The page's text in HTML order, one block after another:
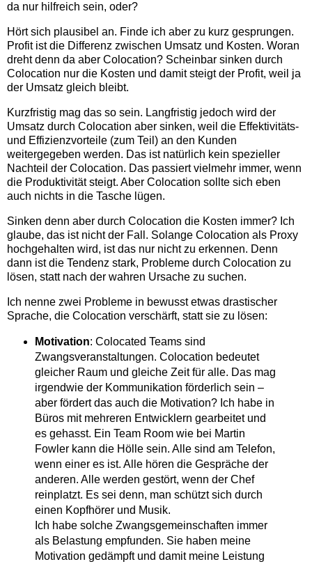
da nur hilfreich sein, oder?
Hört sich plausibel an. Finde ich aber zu kurz gesprungen.
Profit ist die Differenz zwischen Umsatz und Kosten. Woran
dreht denn da aber Colocation? Scheinbar sinken durch
Colocation nur die Kosten und damit steigt der Profit, weil ja
der Umsatz gleich bleibt.
Kurzfristig mag das so sein. Langfristig jedoch wird der
Umsatz durch Colocation aber sinken, weil die Effektivitäts-
und Effizienzvorteile (zum Teil) an den Kunden
weitergegeben werden. Das ist natürlich kein spezieller
Nachteil der Colocation. Das passiert vielmehr immer, wenn
die Produktivität steigt. Aber Colocation sollte sich eben
auch nichts in die Tasche lügen.
Sinken denn aber durch Colocation die Kosten immer? Ich
glaube, das ist nicht der Fall. Solange Colocation als Proxy
hochgehalten wird, ist das nur nicht zu erkennen. Denn
dann ist die Tendenz stark, Probleme durch Colocation zu
lösen, statt nach der wahren Ursache zu suchen.
Ich nenne zwei Probleme in bewusst etwas drastischer
Sprache, die Colocation verschärft, statt sie zu lösen:
Motivation: Colocated Teams sind
Zwangsveranstaltungen. Colocation bedeutet
gleicher Raum und gleiche Zeit für alle. Das mag
irgendwie der Kommunikation förderlich sein –
aber fördert das auch die Motivation? Ich habe in
Büros mit mehreren Entwicklern gearbeitet und
es gehasst. Ein Team Room wie bei Martin
Fowler kann die Hölle sein. Alle sind am Telefon,
wenn einer es ist. Alle hören die Gespräche der
anderen. Alle werden gestört, wenn der Chef
reinplatzt. Es sei denn, man schützt sich durch
einen Kopfhörer und Musik.
Ich habe solche Zwangsgemeinschaften immer
als Belastung empfunden. Sie haben meine
Motivation gedämpft und damit meine Leistung